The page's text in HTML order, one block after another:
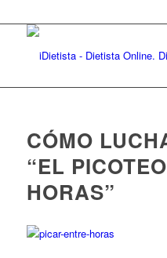
CÓMO
“EL
HORAS”